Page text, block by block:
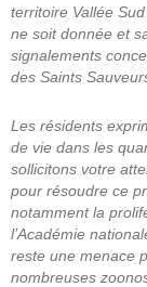
territoire Vallée
ne soit donnée et
signalements
des Saints
Les résidents
de vie dans les
sollicitons votre
pour résoudre ce
notamment la
l’Académie
reste une menace
nombreuses